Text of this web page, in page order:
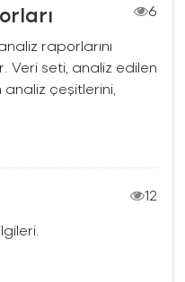
6
raporlarını
Veri seti, analiz edilen
analiz çeşitlerini,
12